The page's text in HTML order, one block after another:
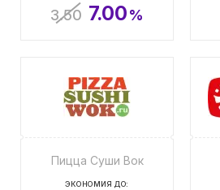
3.50 7.00%
Пицца Суши Вок
ЭКОНОМИЯ ДО: